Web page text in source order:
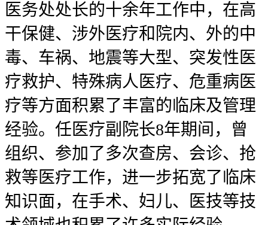
医务处处长的十余年工作中，在高
干保健、涉外医疗和院内、外的中
毒、车祸、地震等大型、突发性医
疗救护、特殊病人医疗、危重病医
疗等方面积累了丰富的临床及管理
经验。任医疗副院长8年期间，曾
组织、参加了多次查房、会诊、抢
救等医疗工作，进一步拓宽了临床
知识面，在手术、妇儿、医技等技